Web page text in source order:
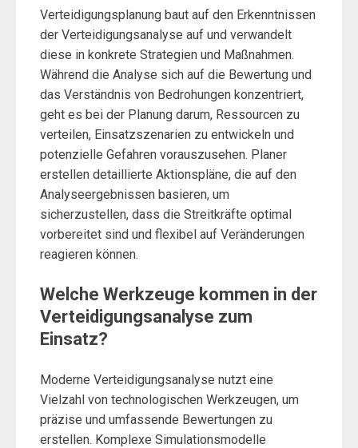
Verteidigungsplanung baut auf den Erkenntnissen
der Verteidigungsanalyse auf und verwandelt
diese in konkrete Strategien und Maßnahmen.
Während die Analyse sich auf die Bewertung und
das Verständnis von Bedrohungen konzentriert,
geht es bei der Planung darum, Ressourcen zu
verteilen, Einsatzszenarien zu entwickeln und
potenzielle Gefahren vorauszusehen. Planer
erstellen detaillierte Aktionspläne, die auf den
Analyseergebnissen basieren, um
sicherzustellen, dass die Streitkräfte optimal
vorbereitet sind und flexibel auf Veränderungen
reagieren können.
Welche Werkzeuge kommen in der
Verteidigungsanalyse zum
Einsatz?
Moderne Verteidigungsanalyse nutzt eine
Vielzahl von technologischen Werkzeugen, um
präzise und umfassende Bewertungen zu
erstellen. Komplexe Simulationsmodelle